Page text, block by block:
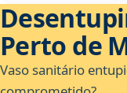
Perto de
Vaso sanitário